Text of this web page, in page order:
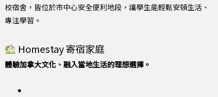
校宿舍，皆位於市中心安全便利地段，讓學生能輕鬆安頓生活、
專注學習。
Homestay 寄宿家庭
體驗加拿大文化、融入當地生活的理想選擇。